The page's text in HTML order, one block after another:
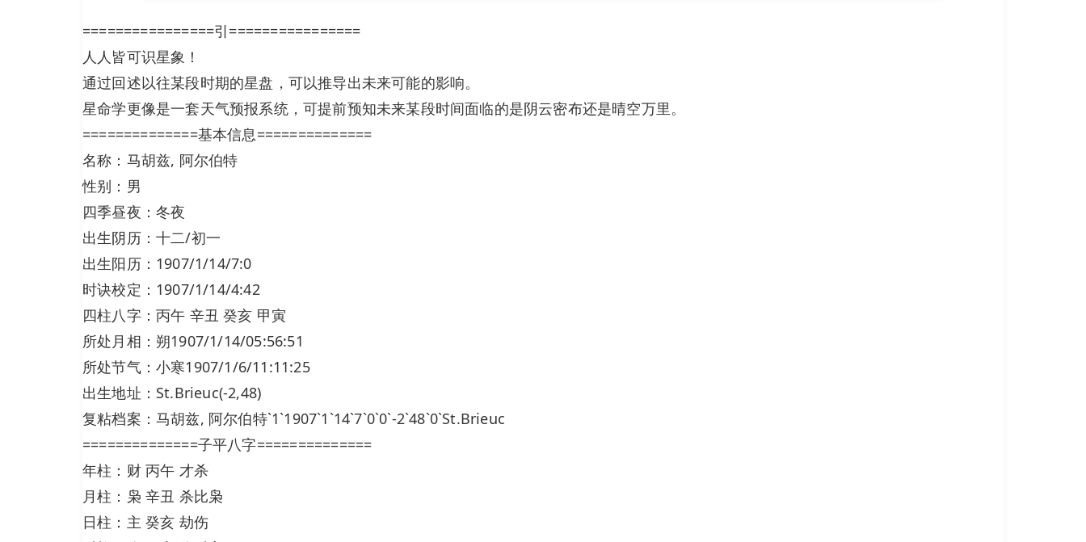
================引================
人人皆可识星象！
通过回述以往某段时期的星盘，可以推导出未来可能的影响。
星命学更像是一套天气预报系统，可提前预知未来某段时间面临的是阴云密布还是晴空万里。
==============基本信息==============
名称：马胡兹, 阿尔伯特
性别：男
四季昼夜：冬夜
出生阴历：十二/初一
出生阳历：1907/1/14/7:0
时诀校定：1907/1/14/4:42
四柱八字：丙午 辛丑 癸亥 甲寅
所处月相：朔1907/1/14/05:56:51
所处节气：小寒1907/1/6/11:11:25
出生地址：St.Brieuc(-2,48)
复粘档案：马胡兹, 阿尔伯特`1`1907`1`14`7`0`0`-2`48`0`St.Brieuc
==============子平八字==============
年柱：财 丙午 才杀
月柱：枭 辛丑 杀比枭
日柱：主 癸亥 劫伤